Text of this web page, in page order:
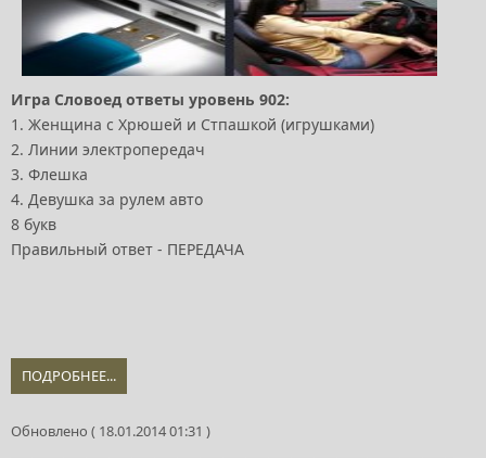
Игра Словоед ответы уровень 902:
1. Женщина с Хрюшей и Стпашкой (игрушками)
2. Линии электропередач
3. Флешка
4. Девушка за рулем авто
8 букв
Правильный ответ - ПЕРЕДАЧА
ПОДРОБНЕЕ...
Обновлено ( 18.01.2014 01:31 )